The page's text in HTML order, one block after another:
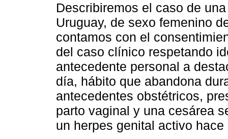
Describiremos el caso de
Uruguay, de sexo femenino
contamos con el
del caso clínico respetando
antecedente personal a
día, hábito que abandona
antecedentes obstétricos,
parto vaginal y una cesárea
un herpes genital activo